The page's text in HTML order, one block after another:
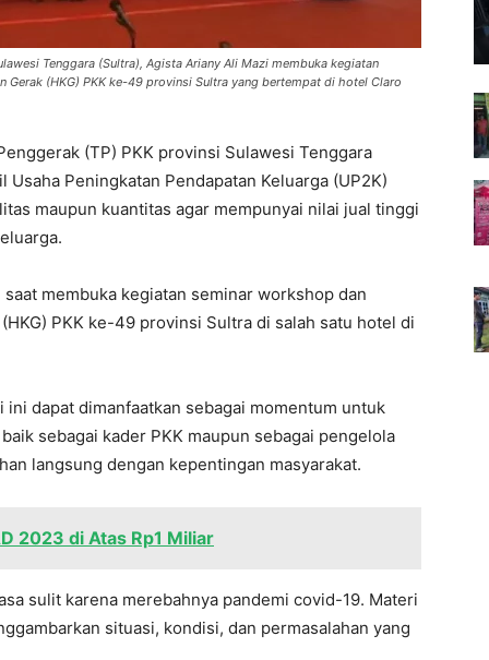
Tenggara (Sultra), Agista Ariany Ali Mazi membuka kegiatan
Gerak (HKG) PKK ke-49 provinsi Sultra yang bertempat di hotel Claro
(TP) PKK provinsi Sulawesi Tenggara
Peningkatan Pendapatan Keluarga (UP2K)
maupun kuantitas agar mempunyai nilai jual tinggi
membuka kegiatan seminar workshop dan
PKK ke-49 provinsi Sultra di salah satu hotel di
dapat dimanfaatkan sebagai momentum untuk
sebagai kader PKK maupun sebagai pengelola
langsung dengan kepentingan masyarakat.
2023 di Atas Rp1 Miliar
sulit karena merebahnya pandemi covid-19. Materi
situasi, kondisi, dan permasalahan yang